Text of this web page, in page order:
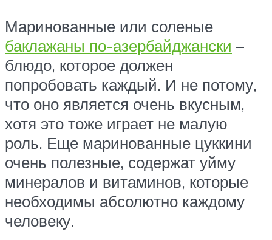
Маринованные или соленые
баклажаны по-азербайджански –
блюдо, которое должен
попробовать каждый. И не потому,
что оно является очень вкусным,
хотя это тоже играет не малую
роль. Еще маринованные цуккини
очень полезные, содержат уйму
минералов и витаминов, которые
необходимы абсолютно каждому
человеку.